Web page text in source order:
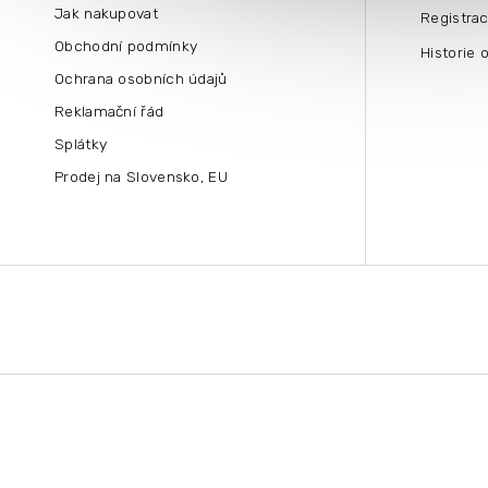
Jak nakupovat
Obchodní podmínky
Ochrana osobních údajů
Reklamační řád
Splátky
Prodej na Slovensko, EU
Historie